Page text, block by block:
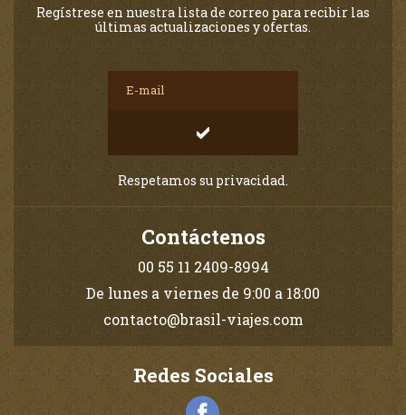
Regístrese en nuestra lista de correo para recibir las
últimas actualizaciones y ofertas.
Respetamos su privacidad.
Contáctenos
00 55 11 2409-8994
De lunes a viernes de 9:00 a 18:00
contacto@brasil-viajes.com
Redes Sociales